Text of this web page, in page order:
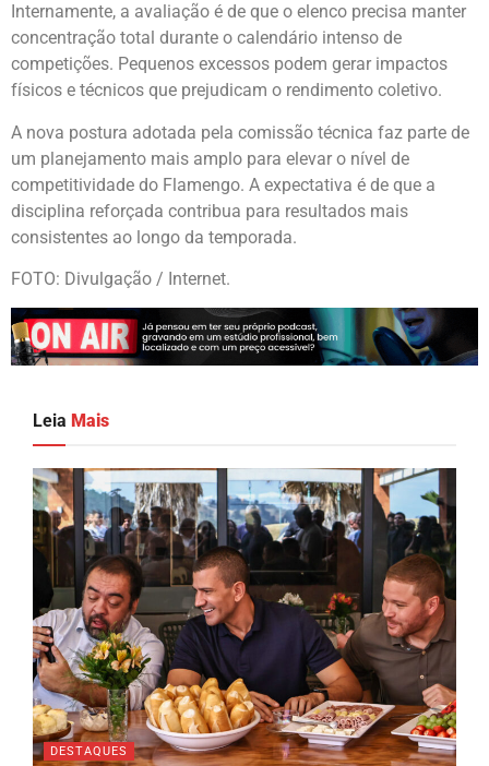
Internamente, a avaliação é de que o elenco precisa manter
concentração total durante o calendário intenso de
competições. Pequenos excessos podem gerar impactos
físicos e técnicos que prejudicam o rendimento coletivo.
A nova postura adotada pela comissão técnica faz parte de
um planejamento mais amplo para elevar o nível de
competitividade do Flamengo. A expectativa é de que a
disciplina reforçada contribua para resultados mais
consistentes ao longo da temporada.
FOTO: Divulgação / Internet.
Leia Mais
DESTAQUES